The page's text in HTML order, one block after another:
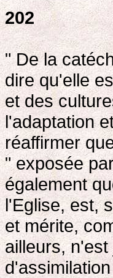
202
" De la
dire qu'elle
et des
l'adaptation
réaffirmer
" exposée
également
l'Eglise, est,
et mérite,
ailleurs,